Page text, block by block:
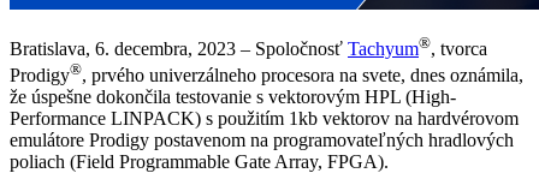
Bratislava, 6. decembra, 2023 – Spoločnosť Tachyum®, tvorca
Prodigy®, prvého univerzálneho procesora na svete, dnes oznámila,
že úspešne dokončila testovanie s vektorovým HPL (High-
Performance LINPACK) s použitím 1kb vektorov na hardvérovom
emulátore Prodigy postavenom na programovateľných hradlových
poliach (Field Programmable Gate Array, FPGA).